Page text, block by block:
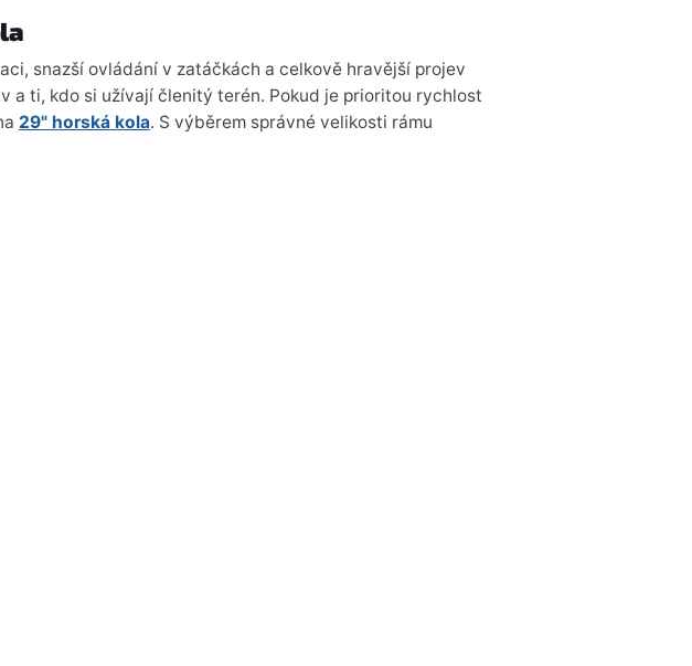
snazší ovládání v zatáčkách a celkově hravější projev
a ti, kdo si užívají členitý terén. Pokud je prioritou rychlost
29" horská kola. S výběrem správné velikosti rámu